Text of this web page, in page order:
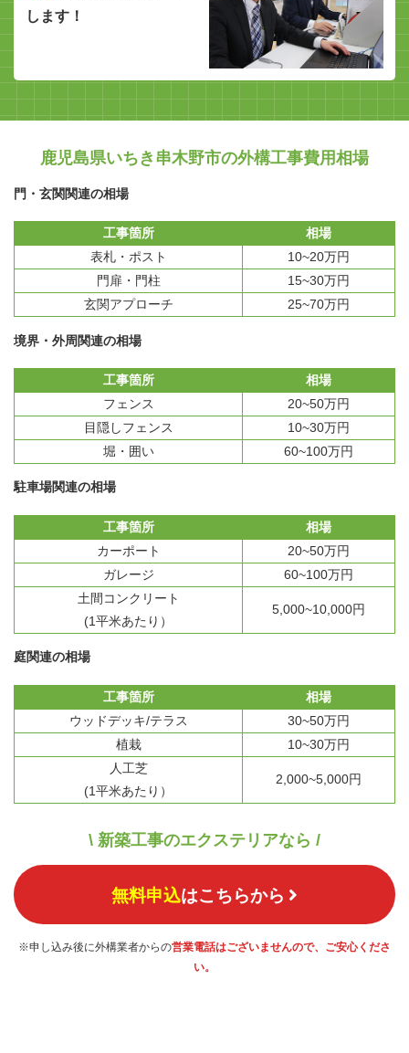
します！
鹿児島県いちき串木野市の外構工事費用相場
門・玄関関連の相場
工事箇所
相場
表札・ポスト
10~20万円
門扉・門柱
15~30万円
玄関アプローチ
25~70万円
境界・外周関連の相場
工事箇所
相場
フェンス
20~50万円
目隠しフェンス
10~30万円
堀・囲い
60~100万円
駐車場関連の相場
工事箇所
相場
カーポート
20~50万円
ガレージ
60~100万円
土間コンクリート
(1平米あたり）
5,000~10,000円
庭関連の相場
工事箇所
相場
ウッドデッキ/テラス
30~50万円
植栽
10~30万円
人工芝
(1平米あたり）
2,000~5,000円
\ 新築工事のエクステリアなら /
無料申込はこちらから
※申し込み後に外構業者からの営業電話はございませんので、ご安心くださ
い。